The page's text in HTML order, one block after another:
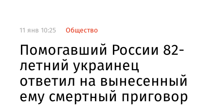
11 янв 10:25 Общество
Помогавший России 82-
летний украинец
ответил на вынесенный
ему смертный приговор